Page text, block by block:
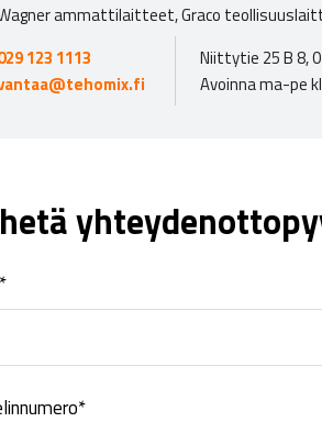
ammattilaitteet, Graco
123 1113
Niittytie 25 B 8,
Avoinna ma-pe